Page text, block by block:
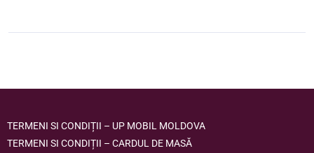
TERMENI SI CONDIȚII – UP MOBIL MOLDOVA
TERMENI SI CONDIȚII – CARDUL DE MASĂ